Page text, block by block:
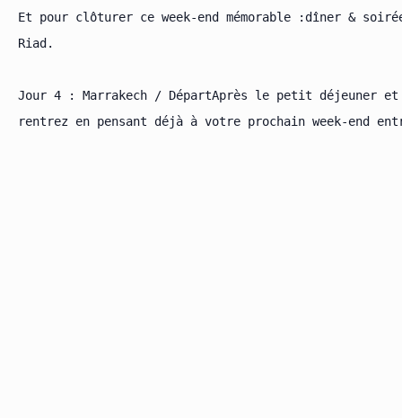
Et pour clôturer ce week-end mémorable :dîner &
Riad.
Jour 4 : Marrakech / DépartAprès le petit déjeuner
rentrez en pensant déjà à votre prochain week-end